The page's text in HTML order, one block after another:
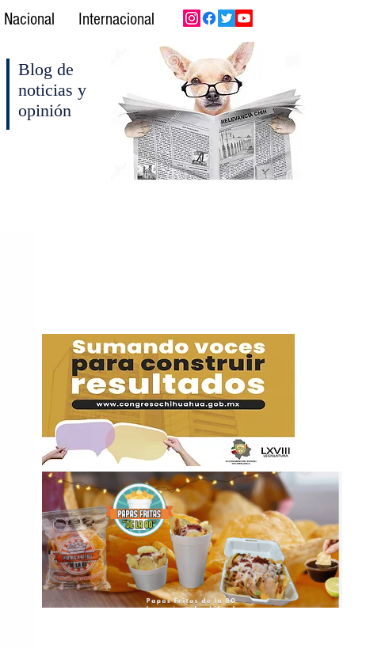
Nacional Internacional
Blog de
noticias y
opinión